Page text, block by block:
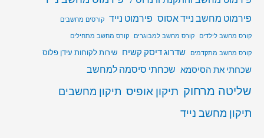
פירמוט מחשב נייד אסוס פירמוט נייד קורסים מחשבים
קורס מחשב לילדים
קורס מחשב למבוגרים
קורס מחשב מתחילים
קורס מחשב מתקדמים
שדרוג דיסק קשיח שירות לקוחות עידן פלוס
שכחתי את הסיסמא שכחתי סיסמה למחשב
שליטה מרחוק תיקון אופיס תיקון מחשבים
תיקון מחשב נייד